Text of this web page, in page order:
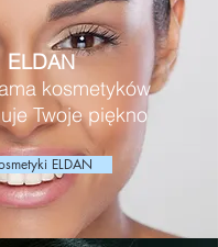
ELDAN
kosmetyków
Twoje piękno
ELDAN